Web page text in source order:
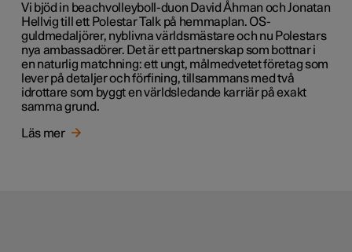
Vi bjöd in beachvolleyboll-duon David Åhman och Jonatan
Hellvig till ett Polestar Talk på hemmaplan. OS-
guldmedaljörer, nyblivna världsmästare och nu Polestars
nya ambassadörer. Det är ett partnerskap som bottnar i
en naturlig matchning: ett ungt, målmedvetet företag som
lever på detaljer och förfining, tillsammans med två
idrottare som byggt en världsledande karriär på exakt
samma grund.
Läs mer